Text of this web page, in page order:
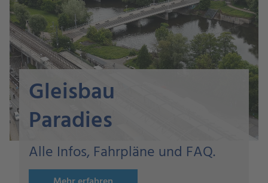
Gleisbau
Paradies
Alle Infos, Fahrpläne und FAQ.